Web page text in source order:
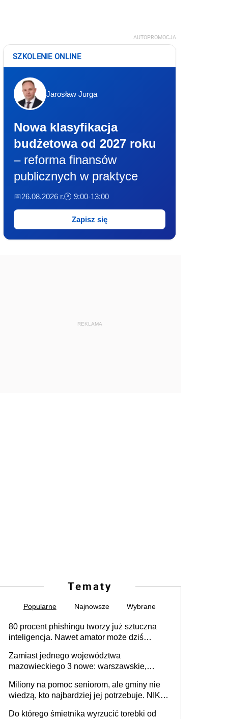
AUTOPROMOCJA
SZKOLENIE ONLINE
Jarosław Jurga
Nowa klasyfikacja
budżetowa od 2027 roku
– reforma finansów
publicznych w praktyce
📅26.08.2026 r.🕐 9:00-13:00
Zapisz się
REKLAMA
Tematy
Popularne Najnowsze Wybrane
80 procent phishingu tworzy już sztuczna
inteligencja. Nawet amator może dziś
Zamiast jednego województwa
mazowieckiego 3 nowe: warszawskie,
Europie nie ma tak dużych jednostek
stołecznych
Miliony na pomoc seniorom, ale gminy nie
wiedzą, kto najbardziej jej potrzebuje. NIK
Do którego śmietnika wyrzucić torebki od